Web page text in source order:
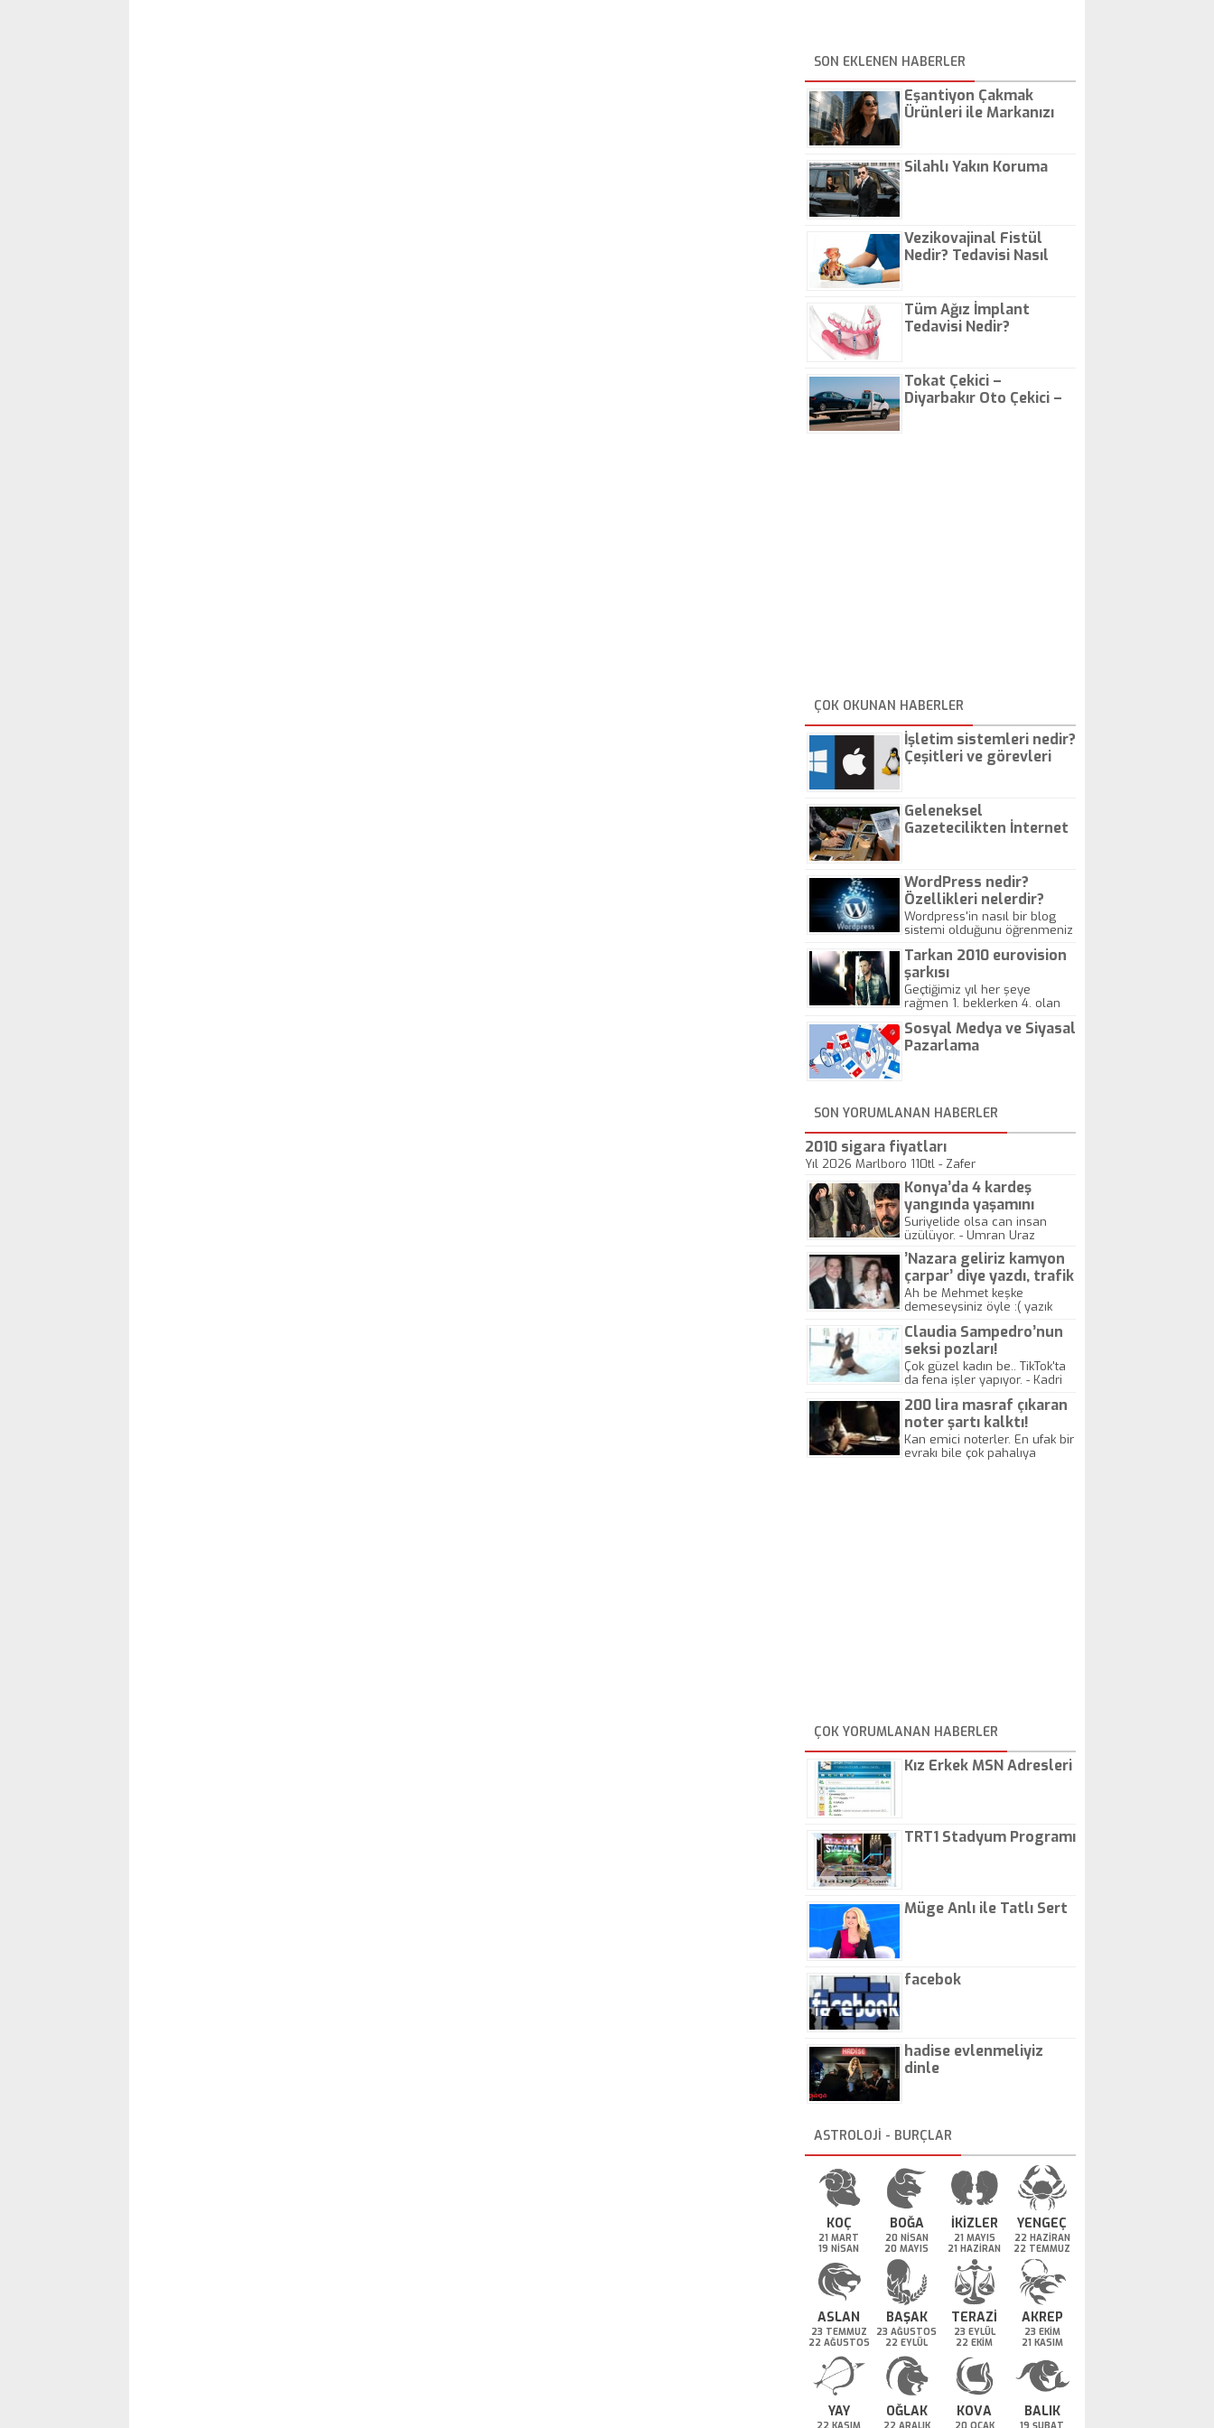
SON EKLENEN HABERLER
Eşantiyon Çakmak
Ürünleri ile Markanızı
Silahlı Yakın Koruma
Vezikovajinal Fistül
Nedir? Tedavisi Nasıl
Tüm Ağız İmplant
Tedavisi Nedir?
Tokat Çekici –
Diyarbakır Oto Çekici –
ÇOK OKUNAN HABERLER
İşletim sistemleri nedir?
Çeşitleri ve görevleri
Geleneksel
Gazetecilikten İnternet
WordPress nedir?
Özellikleri nelerdir?
Wordpress'in nasıl bir blog
sistemi olduğunu öğrenmeniz
Tarkan 2010 eurovision
şarkısı
Geçtiğimiz yıl her şeye
rağmen 1. beklerken 4. olan
gösterisinin bu yarışmada
önemli olmadığını anlamıştır.
Sosyal Medya ve Siyasal
Pazarlama
SON YORUMLANAN HABERLER
2010 sigara fiyatları
Yıl 2026 Marlboro 110tl - Zafer
Konya’da 4 kardeş
yangında yaşamını
yitirdi
Suriyelide olsa can insan
üzülüyor. - Umran Uraz
’Nazara geliriz kamyon
çarpar’ diye yazdı, trafik
kazasında öldü!
Ah be Mehmet keşke
demeseysiniz öyle :( yazık
Claudia Sampedro’nun
seksi pozları!
Çok güzel kadın be.. TikTok'ta
da fena işler yapıyor. - Kadri
200 lira masraf çıkaran
noter şartı kalktı!
Kan emici noterler. En ufak bir
evrakı bile çok pahalıya
ÇOK YORUMLANAN HABERLER
Kız Erkek MSN Adresleri
TRT1 Stadyum Programı
Müge Anlı ile Tatlı Sert
facebok
hadise evlenmeliyiz
dinle
ASTROLOJİ - BURÇLAR
KOÇ
21 MART
19 NİSAN
BOĞA
20 NİSAN
20 MAYIS
İKİZLER
21 MAYIS
21 HAZİRAN
YENGEÇ
22 HAZİRAN
22 TEMMUZ
ASLAN
23 TEMMUZ
22 AĞUSTOS
BAŞAK
23 AĞUSTOS
22 EYLÜL
TERAZİ
23 EYLÜL
22 EKİM
AKREP
23 EKİM
21 KASIM
YAY OĞLAK KOVA BALIK